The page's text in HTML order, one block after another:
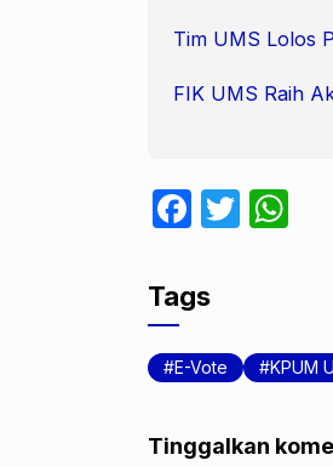
Tim UMS Lolos
FIK UMS Raih
F
c
e
b
o
T
A
p
Tags
E-Vote KPUM
Tinggalkan